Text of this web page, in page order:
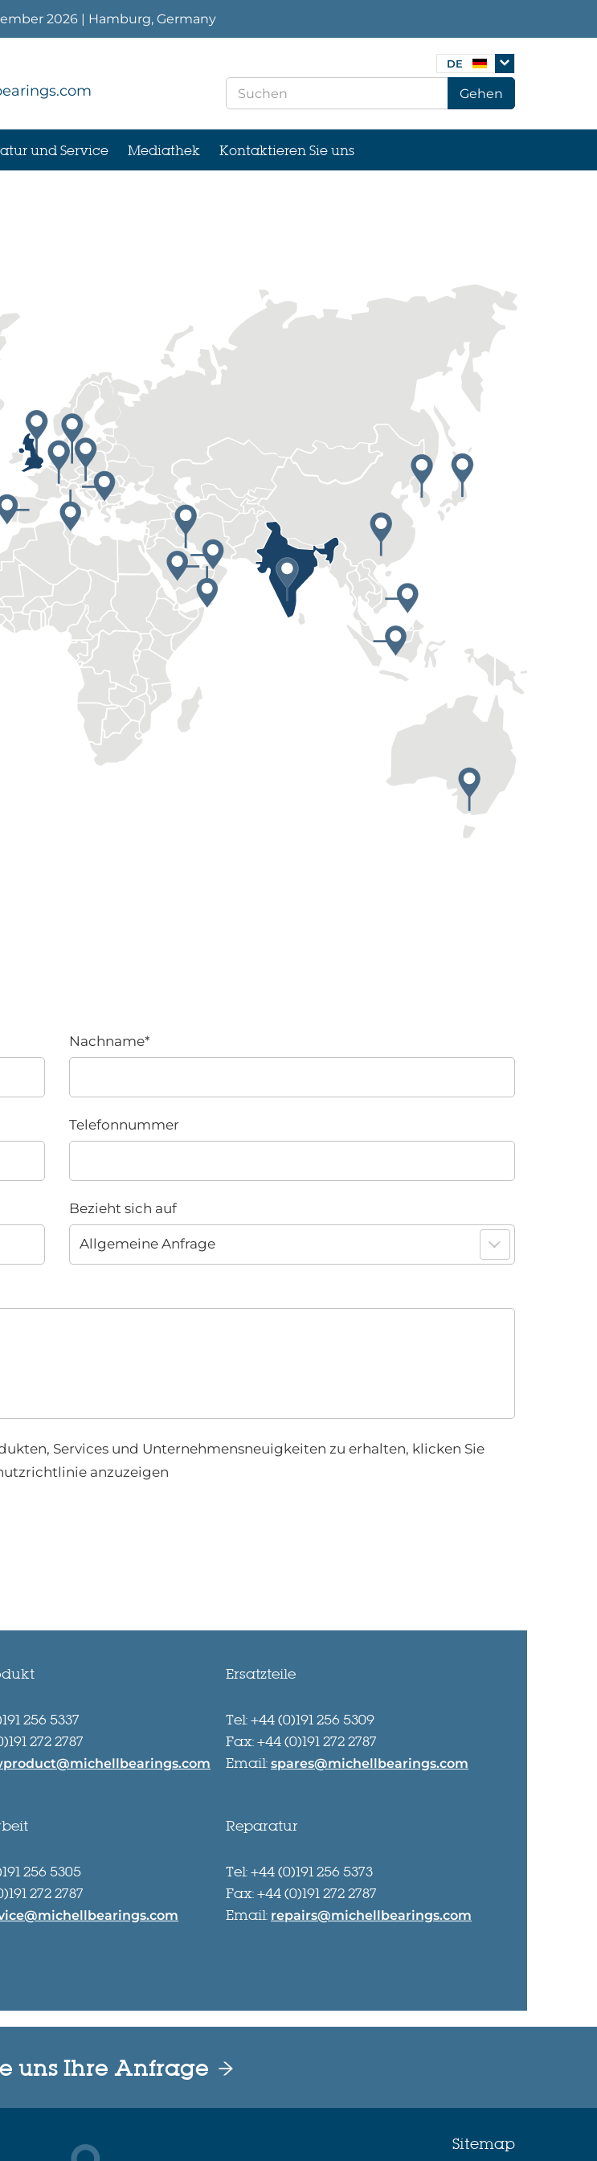
2026 | Hamburg, Germany
DE
Gehen
und Service Mediathek Kontaktieren Sie uns
Nachname*
Telefonnummer
Bezieht sich auf
Services und Unternehmensneuigkeiten zu erhalten, klicken Sie
anzuzeigen
256 5337
272 2787
Ersatzteile
Tel: +44 (0)191 256 5309
Fax: +44 (0)191 272 2787
Email: spares@michellbearings.com
256 5305
272 2787
Reparatur
Tel: +44 (0)191 256 5373
Fax: +44 (0)191 272 2787
Email: repairs@michellbearings.com
uns Ihre Anfrage
Sitemap